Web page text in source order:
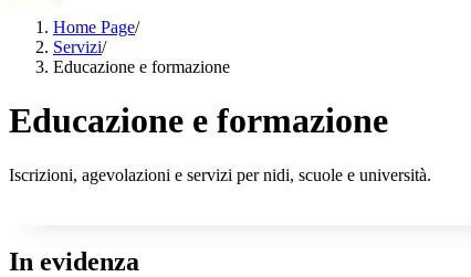
Home Page/
Servizi/
Educazione e formazione
Educazione e formazione
Iscrizioni, agevolazioni e servizi per nidi, scuole e università.
In evidenza